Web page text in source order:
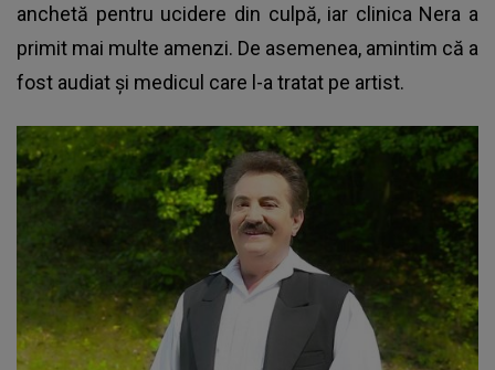
anchetă pentru ucidere din culpă, iar clinica Nera a
primit mai multe amenzi. De asemenea, amintim că a
fost audiat și medicul care l-a tratat pe artist.